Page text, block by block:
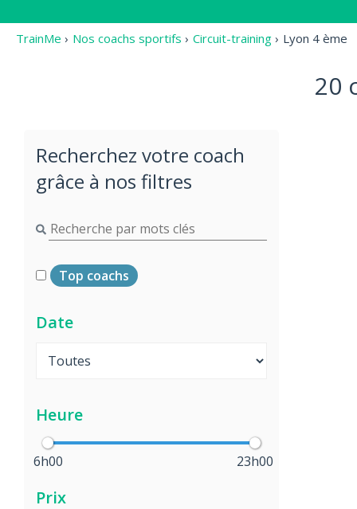
TrainMe › Nos coachs sportifs › Circuit-training › Lyon 4 ème
Recherchez votre coach
grâce à nos filtres
Top coachs
Date
Heure
6h00 23h00
Prix
20